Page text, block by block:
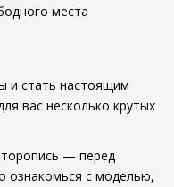
места
и стать настоящим
вас несколько крутых
— перед
ознакомься с моделью,